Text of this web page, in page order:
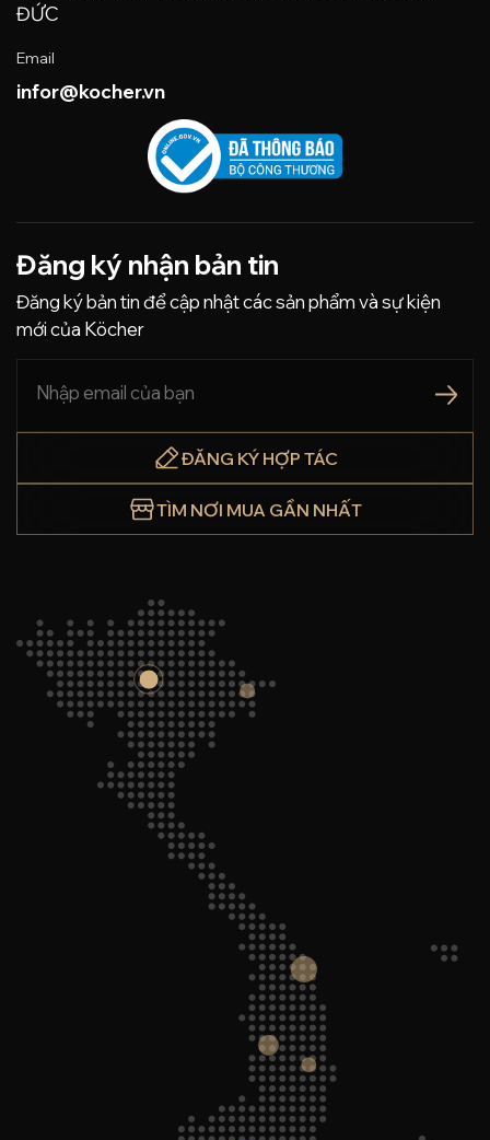
ĐỨC
Email
infor@kocher.vn
Đăng ký nhận bản tin
Đăng ký bản tin để cập nhật các sản phẩm và sự kiện
mới của Köcher
ĐĂNG KÝ HỢP TÁC
TÌM NƠI MUA GẦN NHẤT